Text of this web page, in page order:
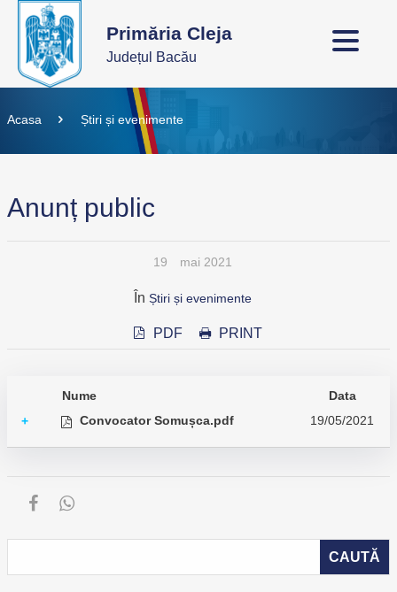
Primăria Cleja
Județul Bacău
Acasa Știri și evenimente
Anunț public
19 mai 2021
În Știri și evenimente
PDF PRINT
Nume
Data
+
Convocator Somușca.pdf 19/05/2021